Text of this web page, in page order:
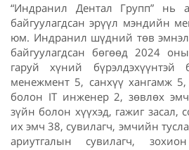
“Индранил Дентал Групп” нь
байгуулагдсан эрүүл мэндийн
юм. Индранил шүдний төв
байгуулагдсан бөгөөд 2024
гаруй хүний бүрэлдэхүүнтэй
менежмент 5, санхүү хангамж
болон IT инженер 2, зөвлөх
зүйн болон хүүхэд, гажиг засал,
их эмч 38, сувилагч, эмчийн
ариутгалын сувилагч,